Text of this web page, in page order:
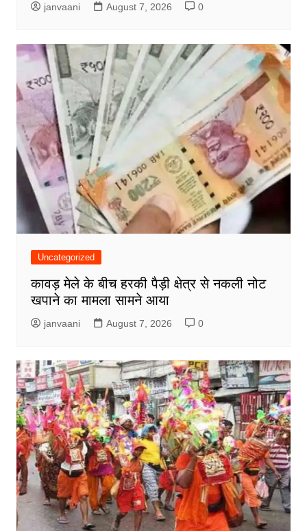
janvaani August 7, 2026 0
Uncategorized
कावड़ मेले के बीच हरकी पैड़ी क्षेत्र से नकली नोट
खपाने का मामला सामने आया
janvaani August 7, 2026 0